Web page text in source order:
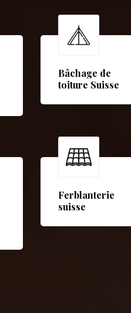
Bâchage de
toiture Suisse
Ferblanterie
suisse